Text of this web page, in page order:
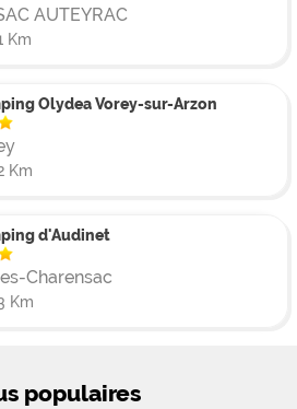
AUTEYRAC
Km
Olydea Vorey-sur-Arzon
Km
d'Audinet
Charensac
Km
populaires